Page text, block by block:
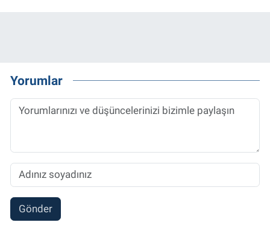
Yorumlar
Gönder